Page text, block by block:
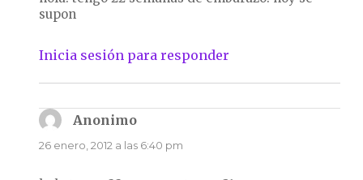
supon
Inicia sesión para responder
Anonimodice:
26 enero, 2012 a las 6:40 pm